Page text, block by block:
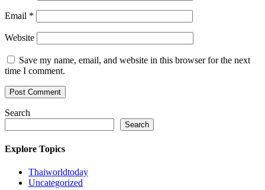
Email *
Website
Save my name, email, and website in this browser for the next
time I comment.
Search
Search
Explore Topics
Thaiworldtoday
Uncategorized